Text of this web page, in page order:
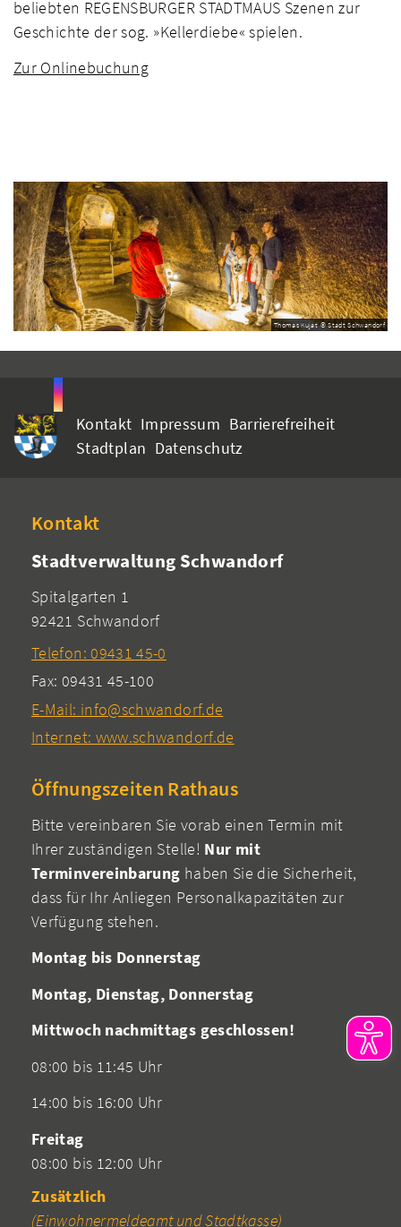
beliebten REGENSBURGER STADTMAUS Szenen zur
Geschichte der sog. »Kellerdiebe« spielen.
Zur Onlinebuchung
Thomas Kujat © Stadt Schwandorf
Kontakt Impressum Barrierefreiheit
Stadtplan Datenschutz
Kontakt
Stadtverwaltung Schwandorf
Spitalgarten 1
92421 Schwandorf
Telefon: 09431 45-0
Fax: 09431 45-100
E-Mail: info@schwandorf.de
Internet: www.schwandorf.de
Öffnungszeiten Rathaus
Bitte vereinbaren Sie vorab einen Termin mit
Ihrer zuständigen Stelle! Nur mit
Terminvereinbarung haben Sie die Sicherheit,
dass für Ihr Anliegen Personalkapazitäten zur
Verfügung stehen.
Montag bis Donnerstag
Montag, Dienstag, Donnerstag
Mittwoch nachmittags geschlossen!
08:00 bis 11:45 Uhr
14:00 bis 16:00 Uhr
Freitag
08:00 bis 12:00 Uhr
Zusätzlich
(Einwohnermeldeamt und Stadtkasse)